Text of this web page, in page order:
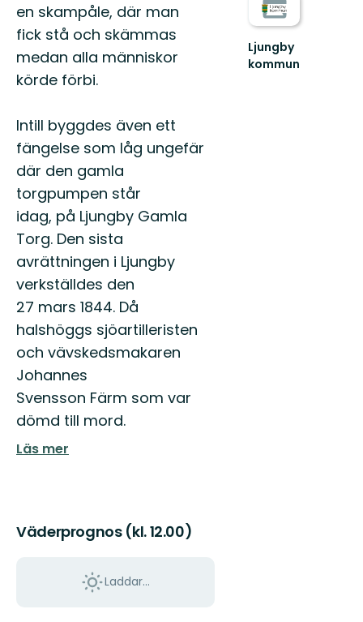
en skampåle, där man
fick stå och skämmas
medan alla människor
körde förbi.
Intill byggdes även ett
fängelse som låg ungefär
där den gamla
torgpumpen står
idag, på Ljungby Gamla
Torg. Den sista
avrättningen i Ljungby
verkställdes den
27 mars 1844. Då
halshöggs sjöartilleristen
och vävskedsmakaren
Johannes
Svensson Färm som var
dömd till mord.
Läs mer
Väderprognos (kl. 12.00)
Laddar...
Ljungby
kommun